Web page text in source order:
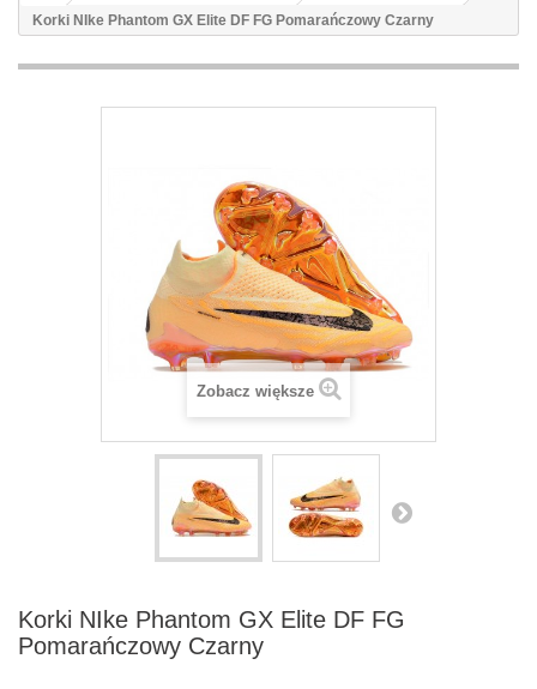
Korki NIke Phantom GX Elite DF FG Pomarańczowy Czarny
Zobacz większe
Korki NIke Phantom GX Elite DF FG
Pomarańczowy Czarny